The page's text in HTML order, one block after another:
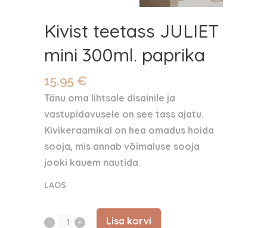
Kivist teetass JULIET
mini 300ml. paprika
15.95 €
Tänu oma lihtsale disainile ja
vastupidavusele on see tass ajatu.
Kivikeraamikal on hea omadus hoida
sooja, mis annab võimaluse sooja
jooki kauem nautida.
LAOS
Kivist
Lisa korvi